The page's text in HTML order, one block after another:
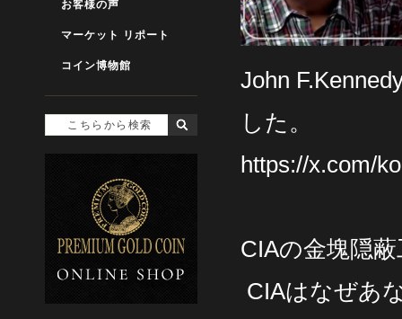
John
した。
https://x.com/
CIAの金塊隠
CIAはなぜあ
お客様の声
マーケット リポート
コイン博物館